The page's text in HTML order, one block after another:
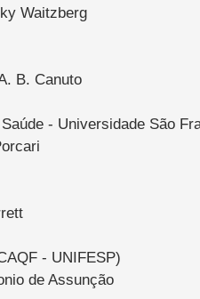
Waitzberg
B. Canuto
- Universidade São
- UNIFESP)
de Assunção